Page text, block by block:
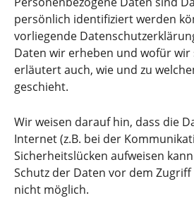
persönlich identifiziert werden
vorliegende
Daten wir erheben und wofür wir
erläutert auch, wie und zu
geschieht.
Wir weisen darauf hin, dass die
Internet (z.B. bei der
Sicherheitslücken aufweisen
Schutz der Daten vor dem
nicht möglich.